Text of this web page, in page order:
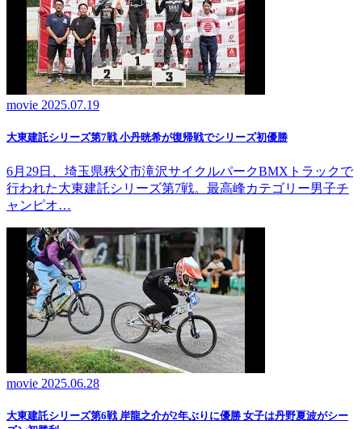
movie 2025.07.19
大東建託シリーズ第7戦 ⼩丹晄希が復帰戦でシリーズ初優勝
6月29日、埼玉県秩父市滝沢サイクルパークBMXトラックで
行われた大東建託シリーズ第7戦。最高峰カテゴリー男子チ
ャンピオ…
movie 2025.06.28
大東建託シリーズ第6戦 岸龍之介が2年ぶりに優勝 女子は丹野夏波がシー